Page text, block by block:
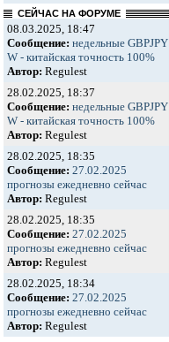
СЕЙЧАС НА ФОРУМЕ
08.03.2025, 18:47
Сообщение: недельные GBPJPY
W - китайская точность 100%
Автор: Regulest
28.02.2025, 18:37
Сообщение: недельные GBPJPY
W - китайская точность 100%
Автор: Regulest
28.02.2025, 18:35
Сообщение: 27.02.2025
прогнозы ежедневно сейчас
Автор: Regulest
28.02.2025, 18:35
Сообщение: 27.02.2025
прогнозы ежедневно сейчас
Автор: Regulest
28.02.2025, 18:34
Сообщение: 27.02.2025
прогнозы ежедневно сейчас
Автор: Regulest